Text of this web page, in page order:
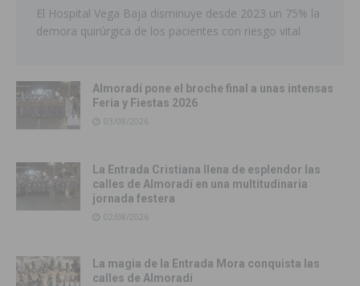
El Hospital Vega Baja disminuye desde 2023 un 75% la
demora quirúrgica de los pacientes con riesgo vital
Almoradí pone el broche final a unas intensas
Feria y Fiestas 2026
03/08/2026
La Entrada Cristiana llena de esplendor las
calles de Almoradí en una multitudinaria
jornada festera
02/08/2026
La magia de la Entrada Mora conquista las
calles de Almoradí